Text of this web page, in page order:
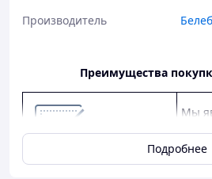
Производитель
Преимущества
Мы
Подробнее